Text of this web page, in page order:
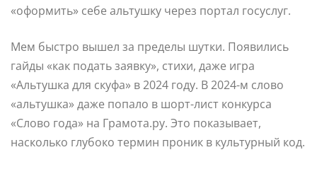
«оформить» себе альтушку через портал госуслуг.
Мем быстро вышел за пределы шутки. Появились
гайды «как подать заявку», стихи, даже игра
«Альтушка для скуфа» в 2024 году. В 2024-м слово
«альтушка» даже попало в шорт-лист конкурса
«Слово года» на Грамота.ру. Это показывает,
насколько глубоко термин проник в культурный код.